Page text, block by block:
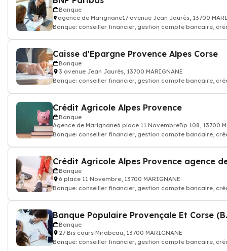
Banque
agence de Marignane17 avenue Jean Jaurès, 13700
Banque: conseiller financier, gestion compte bancaire,
Caisse d'Epargne Provence Alpes Corse
Banque
3 avenue Jean Jaurès, 13700 MARIGNANE
Banque: conseiller financier, gestion compte bancaire,
Crédit Agricole Alpes Provence
Banque
Agence de Marignane6 place 11 NovembreBp 108, 13700
Banque: conseiller financier, gestion compte bancaire,
Banque
6 place 11 Novembre, 13700 MARIGNANE
Banque: conseiller financier, gestion compte bancaire,
Banque Populaire Provençale Et Corse
Banque
27 Bis cours Mirabeau, 13700 MARIGNANE
Banque: conseiller financier, gestion compte bancaire,